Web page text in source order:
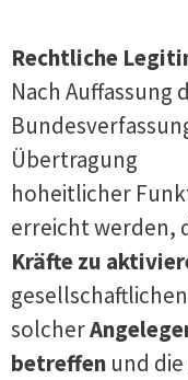
Rechtliche
Nach Auffassung
Übertragung
hoheitlicher
erreicht werden,
Kräfte zu
solcher
betreffen und